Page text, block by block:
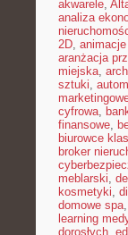
akwarele,
analiza
2D,
aranżacja
miejska,
sztuki,
cyfrowa,
finansowe,
biurowce
broker
meblarski,
kosmetyki,
domowe spa,
learning
dorosłych,